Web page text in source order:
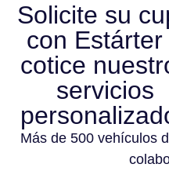
Solicite su
con Estárter
cotice
servicios
Más de 500 vehículos